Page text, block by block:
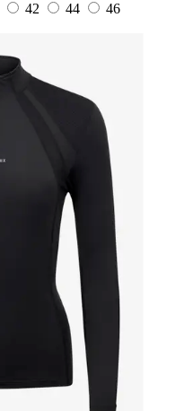
42 44
46